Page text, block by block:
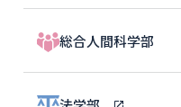
総合人間科学部